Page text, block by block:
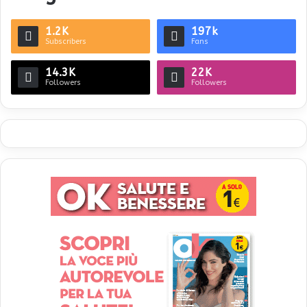
1.2K
Subscribers
197k
Fans
14.3K
Followers
22K
Followers